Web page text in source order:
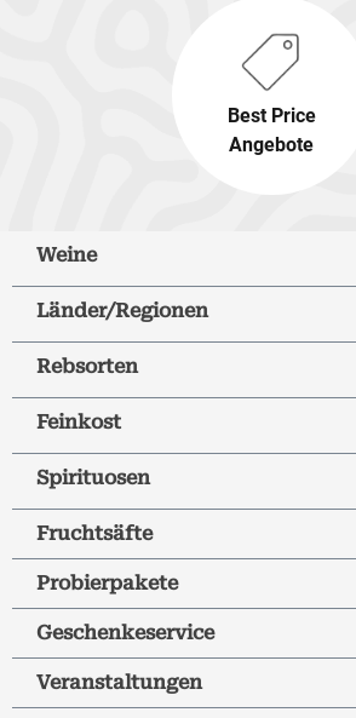
Best Price
Angebote
Weine
Länder/Regionen
Rebsorten
Feinkost
Spirituosen
Fruchtsäfte
Probierpakete
Geschenkeservice
Veranstaltungen